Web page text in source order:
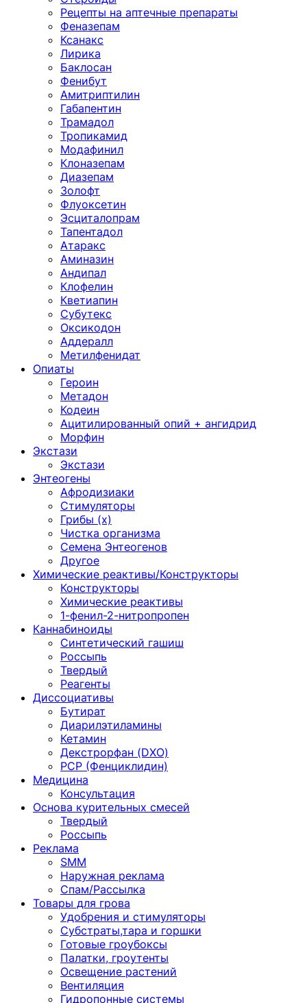
Рецепты на аптечные препараты
Феназепам
Ксанакс
Лирика
Баклосан
Фенибут
Амитриптилин
Габапентин
Трамадол
Тропикамид
Модафинил
Клоназепам
Диазепам
Золофт
Флуоксетин
Эсциталопрам
Тапентадол
Атаракс
Аминазин
Андипал
Клофелин
Кветиапин
Субутекс
Оксикодон
Аддералл
Метилфенидат
Опиаты
Героин
Метадон
Кодеин
Ацитилированный опий + ангидрид
Морфин
Экстази
Экстази
Энтеогены
Афродизиаки
Стимуляторы
Грибы (х)
Чистка организма
Семена Энтеогенов
Другое
Химические реактивы/Конструкторы
Конструкторы
Химические реактивы
1-фенил-2-нитропропен
Каннабиноиды
Синтетический гашиш
Россыпь
Твердый
Реагенты
Диссоциативы
Бутират
Диарилэтиламины
Кетамин
Декстрорфан (DXO)
PCP (Фенциклидин)
Медицина
Консультация
Основа курительных смесей
Твердый
Россыпь
Реклама
SMM
Наружная реклама
Спам/Рассылка
Товары для грова
Удобрения и стимуляторы
Субстраты,тара и горшки
Готовые гроубоксы
Палатки, гроутенты
Освещение растений
Вентиляция
Гидропонные системы